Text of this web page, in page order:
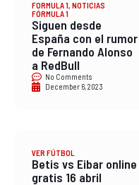
FORMULA 1, NOTICIAS
FÓRMULA 1
Siguen desde
España con el rumor
de Fernando Alonso
a RedBull
No Comments
December 6, 2023
VER FÚTBOL
Betis vs Eibar online
gratis 16 abril